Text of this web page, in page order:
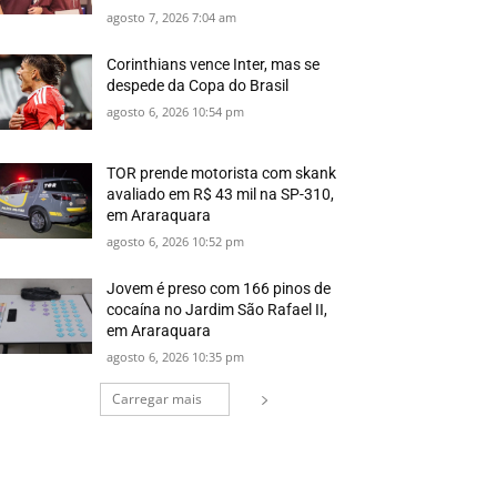
agosto 7, 2026 7:04 am
Corinthians vence Inter, mas se
despede da Copa do Brasil
agosto 6, 2026 10:54 pm
TOR prende motorista com skank
avaliado em R$ 43 mil na SP-310,
em Araraquara
agosto 6, 2026 10:52 pm
Jovem é preso com 166 pinos de
cocaína no Jardim São Rafael II,
em Araraquara
agosto 6, 2026 10:35 pm
Carregar mais